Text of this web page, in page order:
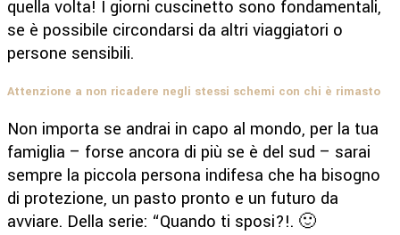
quella volta! I giorni cuscinetto sono fondamentali,
se è possibile circondarsi da altri viaggiatori o
persone sensibili.
Attenzione a non ricadere negli stessi schemi con chi è rimasto
Non importa se andrai in capo al mondo, per la tua
famiglia – forse ancora di più se è del sud – sarai
sempre la piccola persona indifesa che ha bisogno
di protezione, un pasto pronto e un futuro da
avviare. Della serie: “Quando ti sposi?!. 🙂